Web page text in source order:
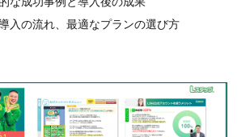
入の流れ、最適なプランの選び方